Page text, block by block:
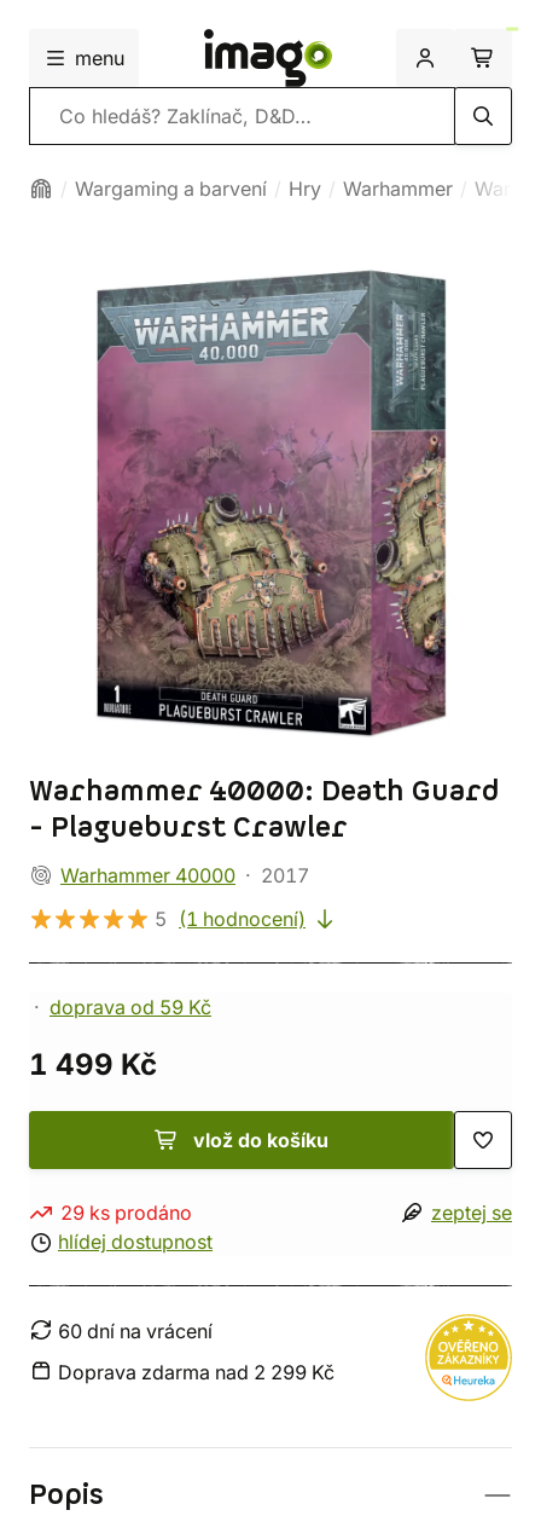
menu
Vyhledávání
Wargaming a barvení Hry Warhammer
Warhammer 40000: Death Guard
- Plagueburst Crawler
Warhammer 40000
2017
5
(1 hodnocení)
doprava od 59 Kč
1 499 Kč
vlož do košíku
29 ks prodáno
hlídej dostupnost
zeptej se
60 dní na vrácení
Doprava zdarma nad 2 299 Kč
Popis